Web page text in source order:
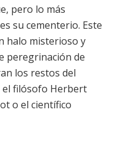
pero lo más
su cementerio. Este
halo misterioso y
peregrinación de
los restos del
el filósofo Herbert
o el científico